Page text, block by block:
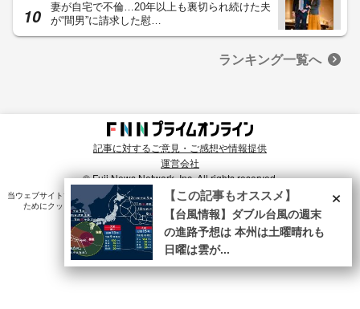
妻が自宅で不倫…20年以上も裏切られ続けた夫
が“間男”に請求した慰…
ランキング一覧へ
記事に対するご意見・ご感想や情報提供
運営会社
© Fuji News Network, Inc. All rights reserved.
当ウェブサイトでは、ユーザのニーズ・興味・関⼼に合致したコンテンツや広告配信を提供する
ためにクッキーを使⽤しています。詳細は、
プライバシーポリシー をご確認ください。×
【この記事もオススメ】
【台風情報】ダブル台風の週末
の進路予想は 本州は土曜晴れも
日曜は雲が...